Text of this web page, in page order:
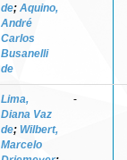
de; Aquino,
André
Carlos
Busanelli
de
Lima,
Diana Vaz
de; Wilbert,
Marcelo
-